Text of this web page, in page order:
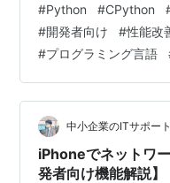
インタプリタ言語であ
起因します。​C++や
明確に割り当てられ、
です。​しかし、Python
できるため、実行時に
#Python #CPython
#開発者向け #性能改
#プログラミング言語
中小企業のITサポート
iPhoneでネットワ
発者向け機能解説】